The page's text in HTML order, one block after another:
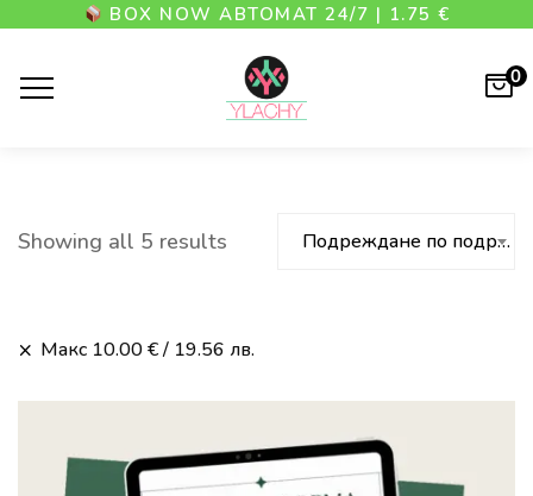
BOX NOW АВТОМАТ 24/7 | 1.75 €
0
Showing all 5 results Подреждане по подразбиране
Макс 10.00€/ 19.56 лв.